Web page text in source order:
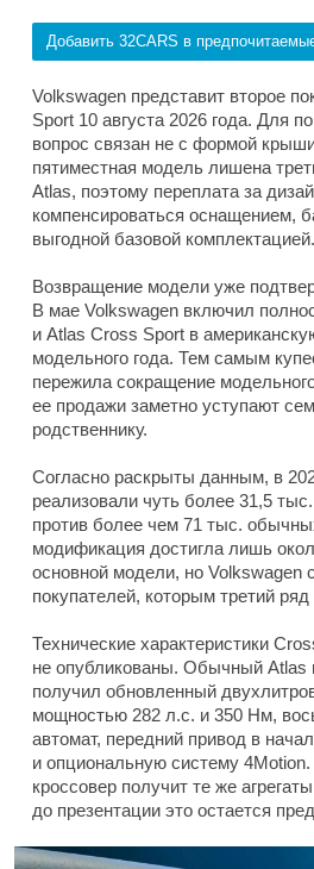
Добавить 32CARS в
Volkswagen представит второе
Sport 10 августа 2026 года. Для
вопрос связан не с формой
пятиместная модель лишена
Atlas, поэтому переплата за
компенсироваться оснащением,
выгодной базовой комплектацией.
Возвращение модели уже
В мае Volkswagen включил
и Atlas Cross Sport в
модельного года. Тем самым
пережила сокращение
ее продажи заметно уступают
родственнику.
Согласно раскрыты данным, в
реализовали чуть более 31,5
против более чем 71 тыс.
модификация достигла лишь
основной модели, но Volkswagen
покупателей, которым третий
Технические характеристики
не опубликованы. Обычный Atlas
получил обновленный
мощностью 282 л.с. и 350 Нм,
автомат, передний привод в
и опциональную систему
кроссовер получит те же
до презентации это остается